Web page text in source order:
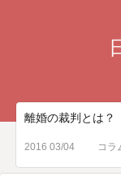
離婚の裁判とは？
2016 03/04 コラ